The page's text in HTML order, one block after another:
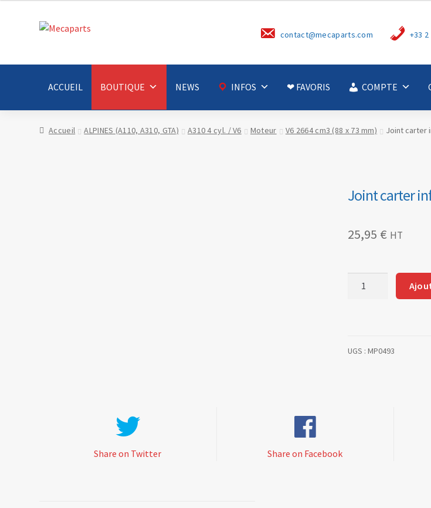
Aller
Aller
contact@mecaparts.com +33 2
ACCUEIL BOUTIQUE NEWS INFOS ❤ FAVORIS COMPTE
Accueil ALPINES (A110, A310, GTA) A310 4 cyl. / V6 Moteur V6 2664 cm3 (88 x 73 mm) Joint carter
Joint carter
25,95 € HT
V6
UGS :MP0493
Share on Twitter Share on Facebook